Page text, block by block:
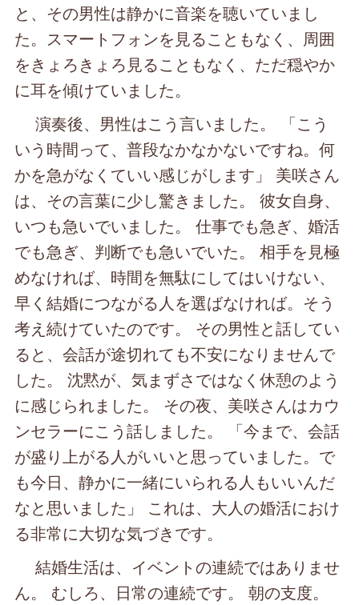
と、その男性は静かに音楽を聴いていまし
た。スマートフォンを見ることもなく、周囲
をきょろきょろ見ることもなく、ただ穏やか
に耳を傾けていました。
演奏後、男性はこう言いました。 「こう
いう時間って、普段なかなかないですね。何
かを急がなくていい感じがします」 美咲さん
は、その言葉に少し驚きました。 彼女自身、
いつも急いでいました。 仕事でも急ぎ、婚活
でも急ぎ、判断でも急いでいた。 相手を見極
めなければ、時間を無駄にしてはいけない、
早く結婚につながる人を選ばなければ。そう
考え続けていたのです。 その男性と話してい
ると、会話が途切れても不安になりませんで
した。 沈黙が、気まずさではなく休憩のよう
に感じられました。 その夜、美咲さんはカウ
ンセラーにこう話しました。 「今まで、会話
が盛り上がる人がいいと思っていました。で
も今日、静かに一緒にいられる人もいいんだ
なと思いました」 これは、大人の婚活におけ
る非常に大切な気づきです。
結婚生活は、イベントの連続ではありませ
ん。 むしろ、日常の連続です。 朝の支度。